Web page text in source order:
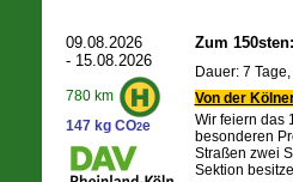
09.08.2026
- 15.08.2026
780 km
147 kg CO2e
Zum
Dauer: 7
Von der
Wir feiern das
besonderen
Straßen zwei
Sektion